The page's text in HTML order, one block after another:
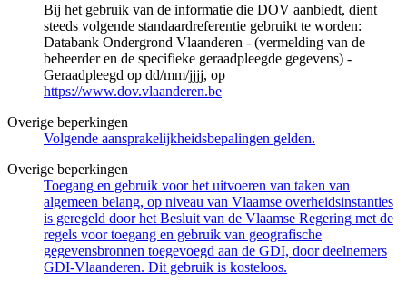
Bij het gebruik van de informatie die DOV aanbiedt, dient
steeds volgende standaardreferentie gebruikt te worden:
Databank Ondergrond Vlaanderen - (vermelding van de
beheerder en de specifieke geraadpleegde gegevens) -
Geraadpleegd op dd/mm/jjjj, op
https://www.dov.vlaanderen.be
Overige beperkingen
Volgende aansprakelijkheidsbepalingen gelden.
Overige beperkingen
Toegang en gebruik voor het uitvoeren van taken van
algemeen belang, op niveau van Vlaamse overheidsinstanties
is geregeld door het Besluit van de Vlaamse Regering met de
regels voor toegang en gebruik van geografische
gegevensbronnen toegevoegd aan de GDI, door deelnemers
GDI-Vlaanderen. Dit gebruik is kosteloos.